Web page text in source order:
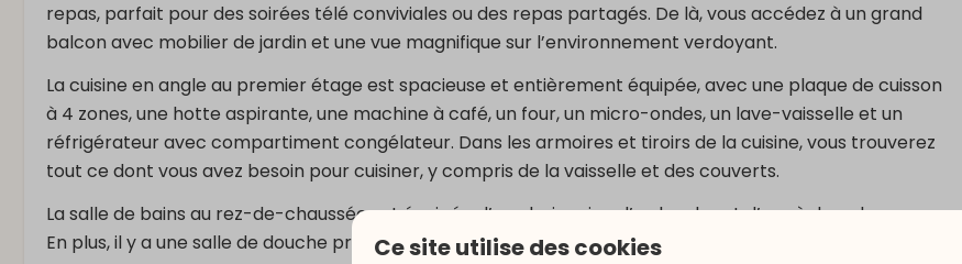
repas, parfait pour des soirées télé conviviales ou des repas partagés. De là, vous accédez à un grand
balcon avec mobilier de jardin et une vue magnifique sur l’environnement verdoyant.
La cuisine en angle au premier étage est spacieuse et entièrement équipée, avec une plaque de cuisson
à 4 zones, une hotte aspirante, une machine à café, un four, un micro-ondes, un lave-vaisselle et un
réfrigérateur avec compartiment congélateur. Dans les armoires et tiroirs de la cuisine, vous trouverez
tout ce dont vous avez besoin pour cuisiner, y compris de la vaisselle et des couverts.
La salle de bains au rez-de-chaussée est équipée d’une baignoire, d’un lavabo et d’un sèche-cheveux.
En plus, il y a une salle de douche pratique et des toilettes séparées.
Ce site utilise des cookies